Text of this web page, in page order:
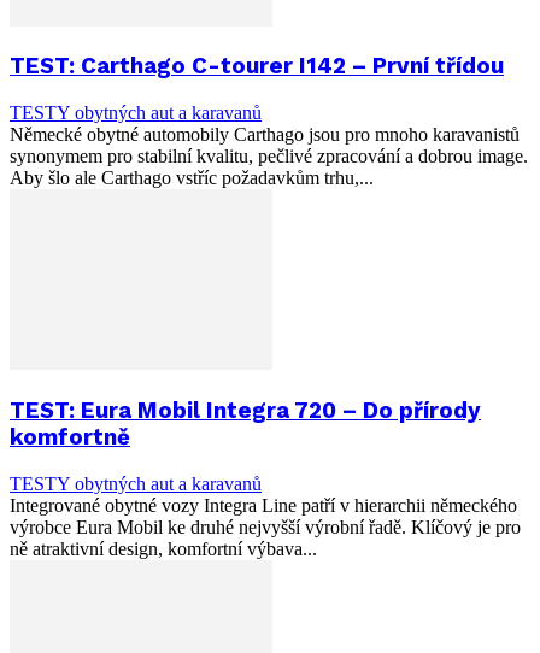
TEST: Carthago C-tourer I142 – První třídou
TESTY obytných aut a karavanů
Německé obytné automobily Carthago jsou pro mnoho karavanistů
synonymem pro stabilní kvalitu, pečlivé zpracování a dobrou image.
Aby šlo ale Carthago vstříc požadavkům trhu,...
TEST: Eura Mobil Integra 720 – Do přírody
komfortně
TESTY obytných aut a karavanů
Integrované obytné vozy Integra Line patří v hierarchii německého
výrobce Eura Mobil ke druhé nejvyšší výrobní řadě. Klíčový je pro
ně atraktivní design, komfortní výbava...